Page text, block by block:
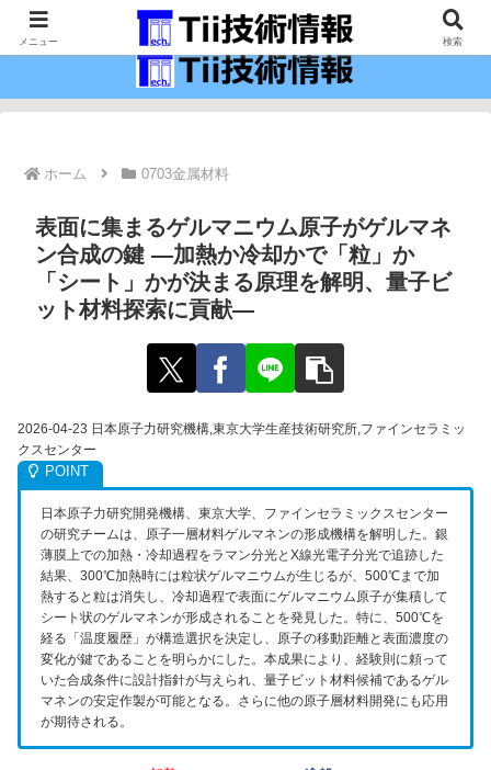
最新の科学技術の情報インフラ。
ホーム 0703金属材料
表面に集まるゲルマニウム原子がゲルマネ
ン合成の鍵 ―加熱か冷却かで「粒」か
「シート」かが決まる原理を解明、量子ビ
ット材料探索に貢献―
2026-04-23 日本原子力研究機構,東京大学生産技術研究所,ファインセラミッ
クスセンター
日本原子力研究開発機構、東京大学、ファインセラミックスセンター
の研究チームは、原子一層材料ゲルマネンの形成機構を解明した。銀
薄膜上での加熱・冷却過程をラマン分光とX線光電子分光で追跡した
結果、300℃加熱時には粒状ゲルマニウムが生じるが、500℃まで加
熱すると粒は消失し、冷却過程で表面にゲルマニウム原子が集積して
シート状のゲルマネンが形成されることを発見した。特に、500℃を
経る「温度履歴」が構造選択を決定し、原子の移動距離と表面濃度の
変化が鍵であることを明らかにした。本成果により、経験則に頼って
いた合成条件に設計指針が与えられ、量子ビット材料候補であるゲル
マネンの安定作製が可能となる。さらに他の原子層材料開発にも応用
が期待される。
メニュー 検索